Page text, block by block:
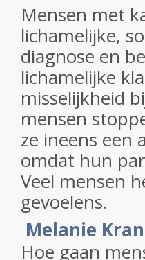
Mensen met
lichamelijke,
diagnose en
lichamelijke
misselijkheid
mensen
ze ineens een
omdat hun
Veel mensen
gevoelens.
Melanie
Hoe gaan